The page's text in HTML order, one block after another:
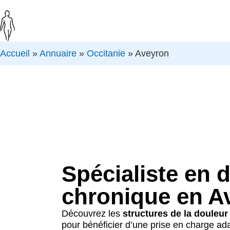
Accueil » Annuaire » Occitanie » Aveyron
Spécialiste en
chronique en
Découvrez les structures de la
pour bénéficier d’une prise en charge